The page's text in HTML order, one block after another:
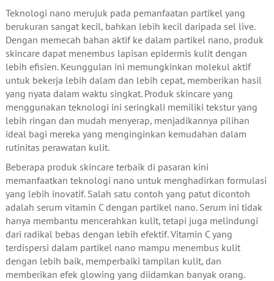
Teknologi nano merujuk pada pemanfaatan partikel yang
berukuran sangat kecil, bahkan lebih kecil daripada sel live.
Dengan memecah bahan aktif ke dalam partikel nano, produk
skincare dapat menembus lapisan epidermis kulit dengan
lebih efisien. Keunggulan ini memungkinkan molekul aktif
untuk bekerja lebih dalam dan lebih cepat, memberikan hasil
yang nyata dalam waktu singkat. Produk skincare yang
menggunakan teknologi ini seringkali memiliki tekstur yang
lebih ringan dan mudah menyerap, menjadikannya pilihan
ideal bagi mereka yang menginginkan kemudahan dalam
rutinitas perawatan kulit.
Beberapa produk skincare terbaik di pasaran kini
memanfaatkan teknologi nano untuk menghadirkan formulasi
yang lebih inovatif. Salah satu contoh yang patut dicontoh
adalah serum vitamin C dengan partikel nano. Serum ini tidak
hanya membantu mencerahkan kulit, tetapi juga melindungi
dari radikal bebas dengan lebih efektif. Vitamin C yang
terdispersi dalam partikel nano mampu menembus kulit
dengan lebih baik, memperbaiki tampilan kulit, dan
memberikan efek glowing yang diidamkan banyak orang.